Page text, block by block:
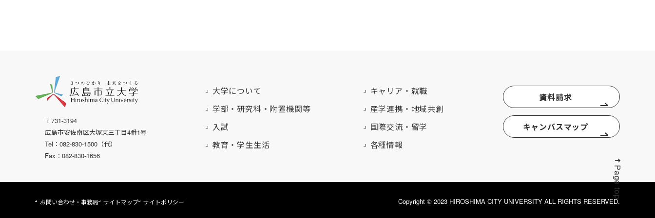
〒731-3194
広島市安佐南区大塚東三丁目4番1号
Tel：082-830-1500（代）
Fax：082-830-1656
大学について
学部・研究科・附置機関等
入試
教育・学生生活
キャリア・就職
産学連携・地域共創
国際交流・留学
各種情報
資料請求
キャンパスマップ
お問い合わせ・事務局 サイトマップ サイトポリシー
Page top
Copyright © 2023 HIROSHIMA CITY UNIVERSITY ALL RIGHTS RESERVED.